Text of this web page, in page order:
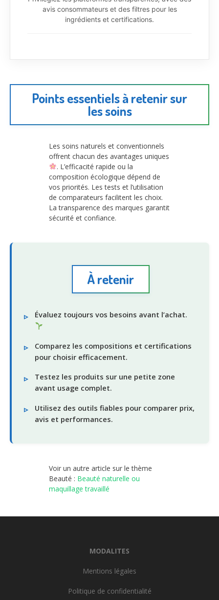
avis consommateurs et des filtres pour les
ingrédients et certifications.
Points essentiels à retenir sur
les soins
Les soins naturels et conventionnels
offrent chacun des avantages uniques
. L’efficacité rapide ou la
composition écologique dépend de
vos priorités. Les tests et l’utilisation
de comparateurs facilitent les choix.
La transparence des marques garantit
sécurité et confiance.
À retenir
Évaluez toujours vos besoins avant l’achat.
Comparez les compositions et certifications
pour choisir efficacement.
Testez les produits sur une petite zone
avant usage complet.
Utilisez des outils fiables pour comparer prix,
avis et performances.
Voir un autre article sur le thème
Beauté : Beauté naturelle ou
maquillage travaillé
MODALITES
Mentions légales
Politique de confidentialité